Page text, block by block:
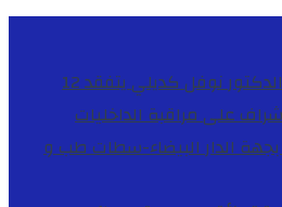
الدكتور نوفل كديلي يتفقد 12
على مراقبة الداخليات
الدار البيضاء-سطاتطب و